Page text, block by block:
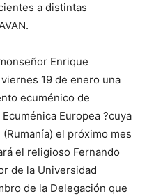
a distintas
Enrique
19 de enero una
ecuménico de
Europea ?cuya
el próximo mes
el religioso Fernando
de la Universidad
de la Delegación que